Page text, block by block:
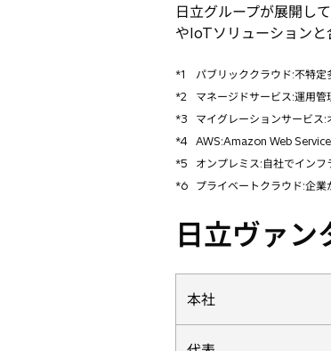
日立グループが展開し
やIoTソリューションと
*1
パブリッククラウド:不特定
*2
マネージドサービス:運用
*3
マイグレーションサービス:
*4 AWS:Amazon Web
*5
オンプレミス:自社でインフ
*6
プライベートクラウド:企業
日立ヴァン
本社